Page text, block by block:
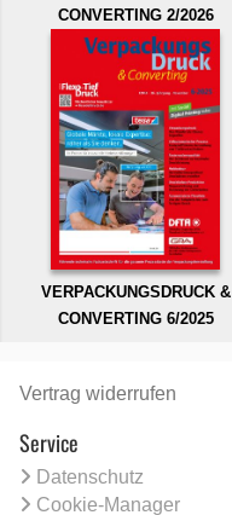
CONVERTING 2/2026
VERPACKUNGSDRUCK &
CONVERTING 6/2025
Vertrag widerrufen
Service
Datenschutz
Cookie-Manager